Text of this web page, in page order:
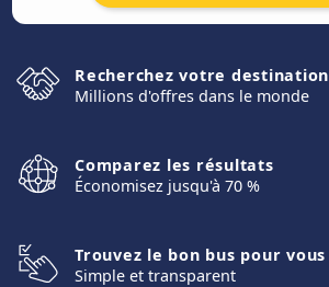
Recherchez votre destination
Millions d'offres dans le monde
Comparez les résultats
Économisez jusqu'à 70 %
Trouvez le bon bus pour vous
Simple et transparent